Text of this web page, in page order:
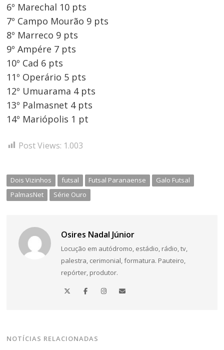
6º Marechal 10 pts
7º Campo Mourão 9 pts
8º Marreco 9 pts
9º Ampére 7 pts
10º Cad 6 pts
11º Operário 5 pts
12º Umuarama 4 pts
13º Palmasnet 4 pts
14º Mariópolis 1 pt
Post Views: 1.003
Dois Vizinhos futsal Futsal Paranaense
Galo Futsal
PalmasNet
Série Ouro
Osires Nadal Júnior
Locução em autódromo, estádio, rádio, tv,
palestra, cerimonial, formatura. Pauteiro,
repórter, produtor.
NOTÍCIAS RELACIONADAS